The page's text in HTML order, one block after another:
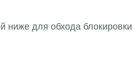
ниже для обхода блокировки